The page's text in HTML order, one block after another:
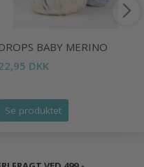
DROPS BABY MERINO
DKK
Se produktet